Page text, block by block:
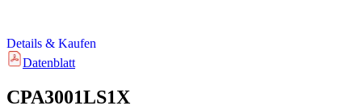
Details & Kaufen
Datenblatt
CPA3001LS1X